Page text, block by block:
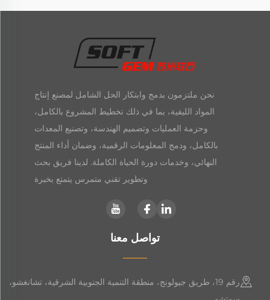
نحن ملتزمون بدمج وابتكار الحل الشامل لمصنع إنتاج
المواد الليفية، بما في ذلك تخطيط المشروع بالكامل،
وحزمة العمليات وتصميم الهندسة، وتصنيع المعدات
بالكامل، ودمج المعلومات الرقمية، وضمان أداء المنتج
النهائي، وخدمات دورة الحياة الكاملة. لدينا فريق بحث
وتطوير تقني متمرس يتمتع بخبرة
تواصل معنا
رقم 19، طريق جيولونج، منطقة التنمية الجنوبية الشرقية، تشانغشو،